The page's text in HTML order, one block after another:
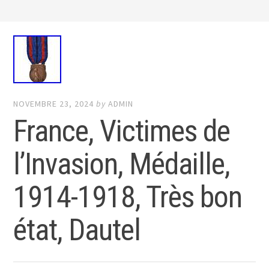
NOVEMBRE 23, 2024 byADMIN
France, Victimes de
l’Invasion, Médaille,
1914-1918, Très bon
état, Dautel